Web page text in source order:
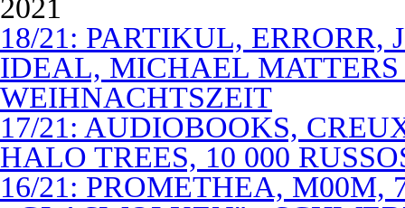
2021
18/21: PARTIKUL,
IDEAL, MICHAEL
WEIHNACHTSZEIT
17/21: AUDIOBOOKS,
HALO TREES, 10 000
16/21: PROMETHEA, M00M,